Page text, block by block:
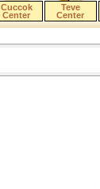
Cuccok
Center
Teve
Center